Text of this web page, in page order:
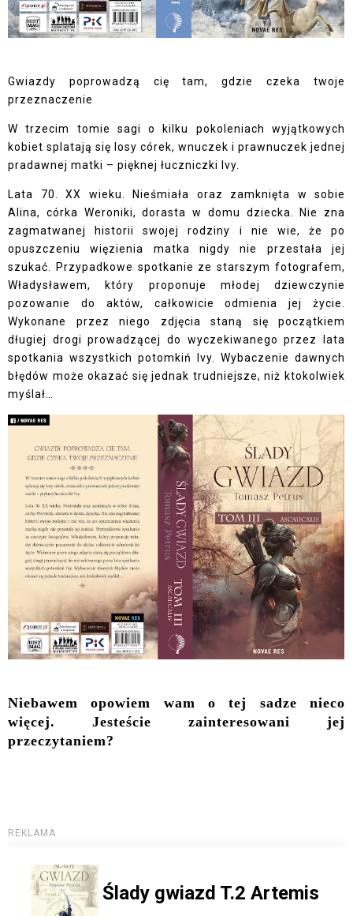
Gwiazdy poprowadzą cię tam, gdzie czeka twoje
przeznaczenie
W trzecim tomie sagi o kilku pokoleniach wyjątkowych
kobiet splatają się losy córek, wnuczek i prawnuczek jednej
pradawnej matki – pięknej łuczniczki Ivy.
Lata 70. XX wieku. Nieśmiała oraz zamknięta w sobie
Alina, córka Weroniki, dorasta w domu dziecka. Nie zna
zagmatwanej historii swojej rodziny i nie wie, że po
opuszczeniu więzienia matka nigdy nie przestała jej
szukać. Przypadkowe spotkanie ze starszym fotografem,
Władysławem, który proponuje młodej dziewczynie
pozowanie do aktów, całkowicie odmienia jej życie.
Wykonane przez niego zdjęcia staną się początkiem
długiej drogi prowadzącej do wyczekiwanego przez lata
spotkania wszystkich potomkiń Ivy. Wybaczenie dawnych
błędów może okazać się jednak trudniejsze, niż ktokolwiek
myślał…
Niebawem opowiem wam o tej sadze nieco
więcej. Jesteście zainteresowani jej
przeczytaniem?